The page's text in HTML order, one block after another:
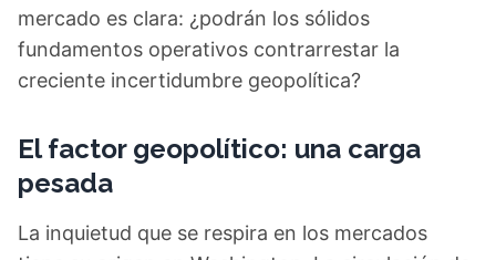
mercado es clara: ¿podrán los sólidos
fundamentos operativos contrarrestar la
creciente incertidumbre geopolítica?
El factor geopolítico: una carga
pesada
La inquietud que se respira en los mercados